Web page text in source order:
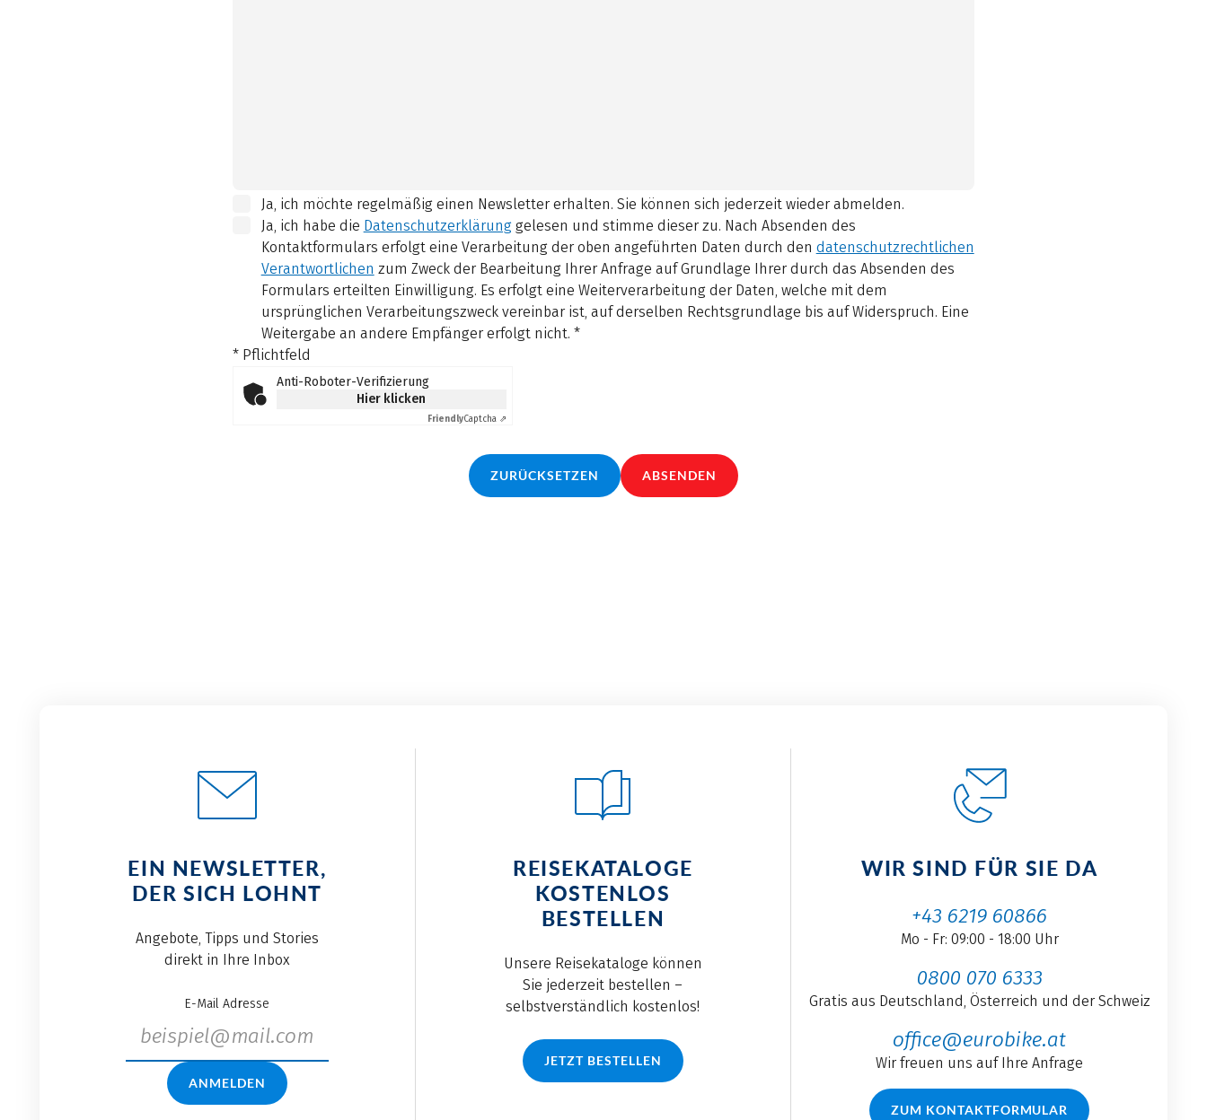
Ja, ich möchte regelmäßig einen Newsletter erhalten. Sie können sich jederzeit wieder abmelden.
Ja, ich habe die Datenschutzerklärunggelesen und stimme dieser zu. Nach Absenden des
Kontaktformulars erfolgt eine Verarbeitung der oben angeführten Daten durch den datenschutzrechtlichen
Verantwortlichen zum Zweck der Bearbeitung Ihrer Anfrage auf Grundlage Ihrer durch das Absenden des
Formulars erteilten Einwilligung. Es erfolgt eine Weiterverarbeitung der Daten, welche mit dem
ursprünglichen Verarbeitungszweck vereinbar ist, auf derselben Rechtsgrundlage bis auf Widerspruch. Eine
Weitergabe an andere Empfänger erfolgt nicht. *
* Pflichtfeld
Anti-Roboter-Verifizierung
Hier klicken
FriendlyCaptcha ⇗
ZURÜCKSETZEN ABSENDEN
EIN NEWSLETTER,
DER SICH LOHNT
Angebote, Tipps und Stories
direkt in Ihre Inbox
E-Mail Adresse
ANMELDEN
REISEKATALOGE
KOSTENLOS
BESTELLEN
Unsere Reisekataloge können
Sie jederzeit bestellen –
selbstverständlich kostenlos!
JETZT BESTELLEN
WIR SIND FÜR SIE DA
+43 6219 60866
Mo - Fr: 09:00 - 18:00 Uhr
0800 070 6333
Gratis aus Deutschland, Österreich und der Schweiz
office@eurobike.at
Wir freuen uns auf Ihre Anfrage
ZUM KONTAKTFORMULAR